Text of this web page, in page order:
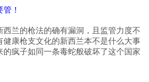
！
西兰的枪法的确有漏洞，且监管力度不
健康枪支文化的新西兰本不是什么大事
的疯子如同一条毒蛇般破坏了这个国家